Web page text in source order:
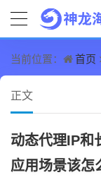
当前位置： 首页
正文
动态代理IP和
应用场景该怎